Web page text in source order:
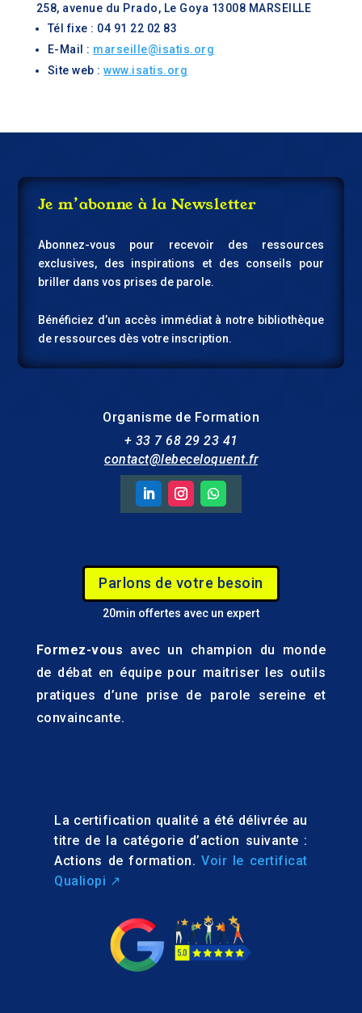
258, avenue du Prado, Le Goya 13008 MARSEILLE
Tél fixe : 04 91 22 02 83
E-Mail : marseille@isatis.org
Site web :www.isatis.org
Je m’abonne à la Newsletter
Abonnez-vous pour recevoir des ressources
exclusives, des inspirations et des conseils pour
briller dans vos prises de parole.
Bénéficiez d’un accès immédiat à notre bibliothèque
de ressources dès votre inscription.
Organisme de Formation
+ 33 7 68 29 23 41
contact@lebeceloquent.fr
Parlons de votre besoin
20min offertes avec un expert
Formez-vous avec un champion du monde
de débat en équipe pour maitriser les outils
pratiques d’une prise de parole sereine et
convaincante.
La certification qualité a été délivrée au
titre de la catégorie d’action suivante :
Actions de formation.Voir le certificat
Qualiopi ↗️